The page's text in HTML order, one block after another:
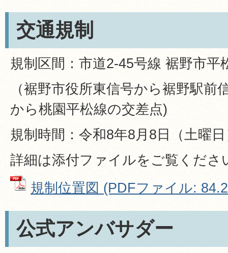
交通規制
規制区間：市道2-45号線 裾野市平
（裾野市役所東信号から裾野駅前
から桃園平松線の交差点)
規制時間：令和8年8月8日（土曜
詳細は添付ファイルをご覧くださ
規制位置図 (PDFファイル:
公式アンバサダー